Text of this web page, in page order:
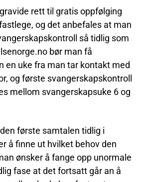
rett til gratis oppfølging
og det anbefales at man
så tidlig som
bør man få
en uke fra man tar kontakt med
og første svangerskapskontroll
mellom svangerskapsuke 6 og
første samtalen tidlig i
å finne ut hvilket behov den
ønsker å fange opp unormale
fase at det fortsatt går an å